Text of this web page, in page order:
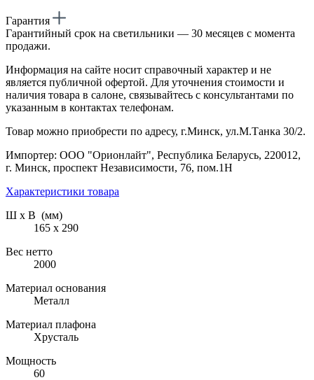
Гарантия
Гарантийный срок на светильники — 30 месяцев с момента
продажи.
Информация на сайте носит справочный характер и не
является публичной офертой. Для уточнения стоимости и
наличия товара в салоне, связывайтесь с консультантами по
указанным в контактах телефонам.
Товар можно приобрести по адресу, г.Минск, ул.М.Танка 30/2.
Импортер: ООО "Орионлайт", Республика Беларусь, 220012,
г. Минск, проспект Независимости, 76, пом.1Н
Характеристики товара
Ш х В (мм)
165 х 290
Вес нетто
2000
Материал основания
Металл
Материал плафона
Хрусталь
Мощность
60